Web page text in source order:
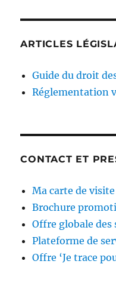
ARTICLES
Guide du droit
Réglementation
CONTACT ET
Ma carte de visite
Brochure
Offre globale des
Plateforme de
Offre ‘Je trace